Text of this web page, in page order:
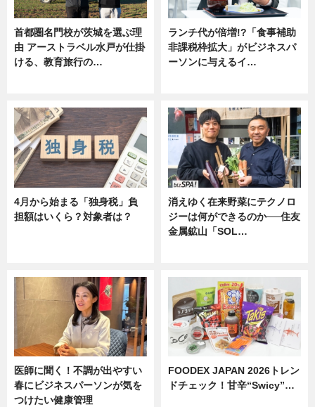
首都圏名門校が茨城を選ぶ理
由 アーストラベル水戸が仕掛
ける、教育旅行の…
ランチ代が倍増!?「食事補助
非課税枠拡大」がビジネスパ
ーソンに与えるイ…
4月から始まる「独身税」負
担額はいくら？対象者は？
消えゆく在来野菜にテクノロ
ジーは何ができるのか──住友
金属鉱山「SOL…
医師に聞く！不調が出やすい
春にビジネスパーソンが気を
つけたい健康管理
FOODEX JAPAN 2026トレン
ドチェック！甘辛“Swicy”…